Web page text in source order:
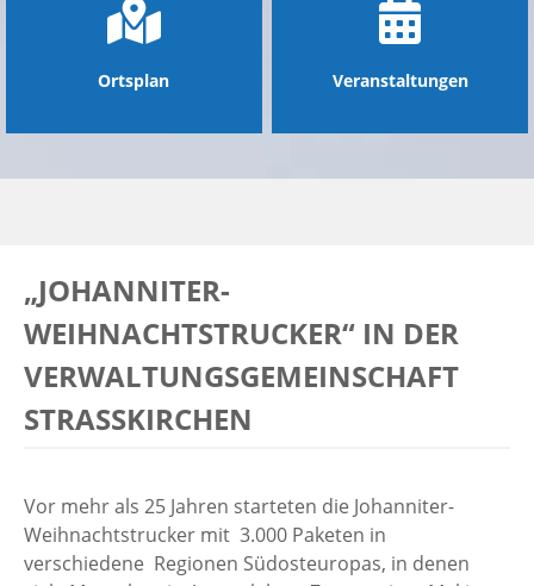
Ortsplan Veranstaltungen
„JOHANNITER-
WEIHNACHTSTRUCKER“ IN DER
VERWALTUNGSGEMEINSCHAFT
STRASSKIRCHEN
Vor mehr als 25 Jahren starteten die Johanniter-
Weihnachtstrucker mit 3.000 Paketen in
verschiedene Regionen Südosteuropas, in denen